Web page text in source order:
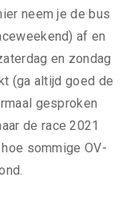
neem je de bus
af en
en zondag
(ga altijd goed de
gesproken
de race 2021
sommige OV-